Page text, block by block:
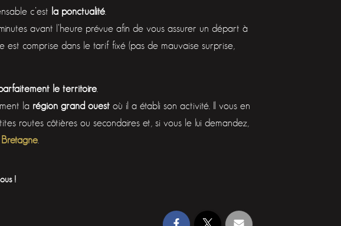
c’est la ponctualité
avant l’heure prévue afin de vous assurer un départ à
est comprise dans le tarif fixé (pas de mauvaise surprise,
le territoire
la région grand ouest où il a établi son activité. Il vous en
routes côtières ou secondaires et, si vous le lui demandez,
!